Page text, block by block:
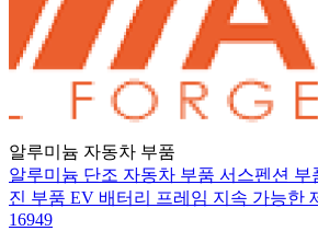
알루미늄 자동차 부품
알루미늄 단조 자동차 부품 서스펜션 부
진 부품 EV 배터리 프레임 지속 가능한
16949